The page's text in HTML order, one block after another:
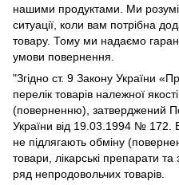
нашими продуктами. Ми
ситуації, коли вам потрібна
товару. Тому ми надаємо
умови повернення.
"Згідно ст. 9 Закону України
перелік товарів належної
(поверненню), затверджений
України від 19.03.1994 № 172.
не підлягають обміну
товари, лікарські препарати та
ряд непродовольчих товарів.